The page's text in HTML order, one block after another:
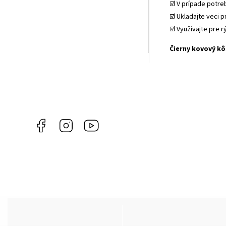
☑️ V prípade
☑️ Ukladajte veci
☑️ Využívajte pre
Čierny kovový
Facebook Instagram